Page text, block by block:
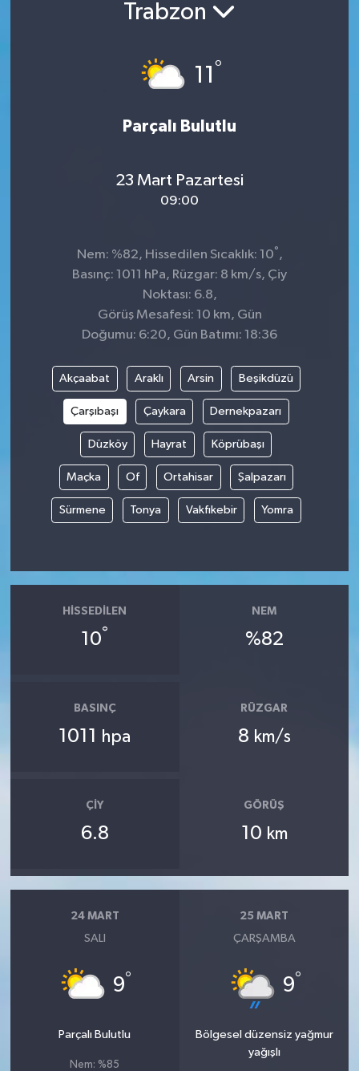
Trabzon
11 °
Parçalı Bulutlu
23 Mart Pazartesi
09:00
Nem: %82, Hissedilen Sıcaklık: 10° ,
Basınç: 1011 hPa, Rüzgar: 8 km/s, Çiy
Noktası: 6.8,
Görüş Mesafesi: 10 km, Gün
Doğumu: 6:20, Gün Batımı: 18:36
Akçaabat Araklı Arsin Beşikdüzü
Çarşıbaşı Çaykara Dernekpazarı
Düzköy Hayrat Köprübaşı
Maçka Of Ortahisar Şalpazarı
Sürmene Tonya Vakfıkebir Yomra
HISSEDILEN
10°
NEM
%82
BASINÇ
1011 hpa
RÜZGAR
8 km/s
ÇIY
6.8
GÖRÜŞ
10 km
24 MART
SALI
9°
Parçalı Bulutlu
Nem: %85
25 MART
ÇARŞAMBA
9°
Bölgesel düzensiz yağmur
yağışlı